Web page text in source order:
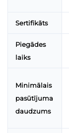
Sertifikāts
Piegādes
laiks
Minimālais
pasūtījuma
daudzums